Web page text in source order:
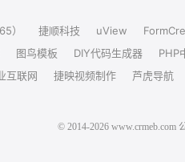
） 捷顺科技 uView
图鸟模板 DIY代码生成器
PHP
互联网 捷映视频制作 芦虎导航
© 2014-2026